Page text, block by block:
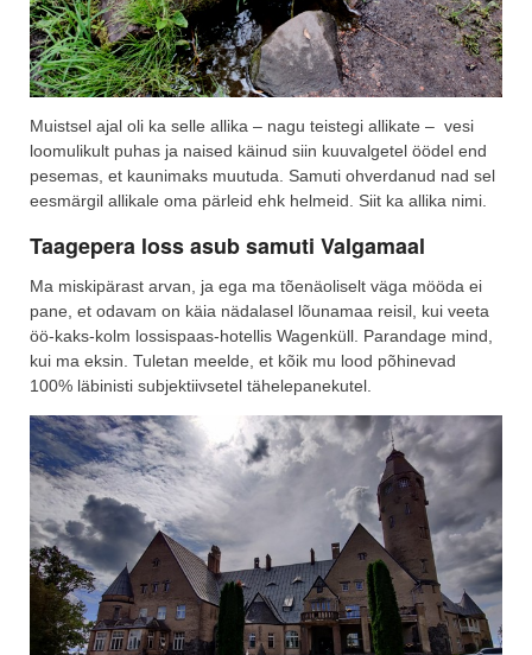
Muistsel ajal oli ka selle allika – nagu teistegi allikate – vesi
loomulikult puhas ja naised käinud siin kuuvalgetel öödel end
pesemas, et kaunimaks muutuda. Samuti ohverdanud nad sel
eesmärgil allikale oma pärleid ehk helmeid. Siit ka allika nimi.
Taagepera loss asub samuti Valgamaal
Ma miskipärast arvan, ja ega ma tõenäoliselt väga mööda ei
pane, et odavam on käia nädalasel lõunamaa reisil, kui veeta
öö-kaks-kolm lossispaas-hotellis Wagenküll. Parandage mind,
kui ma eksin. Tuletan meelde, et kõik mu lood põhinevad
100% läbinisti subjektiivsetel tähelepanekutel.